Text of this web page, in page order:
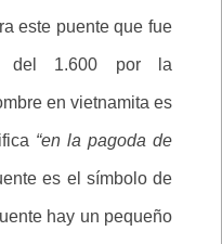
este puente que fue
del 1.600 por la
en vietnamita es
“en la pagoda de
es el símbolo de
hay un pequeño